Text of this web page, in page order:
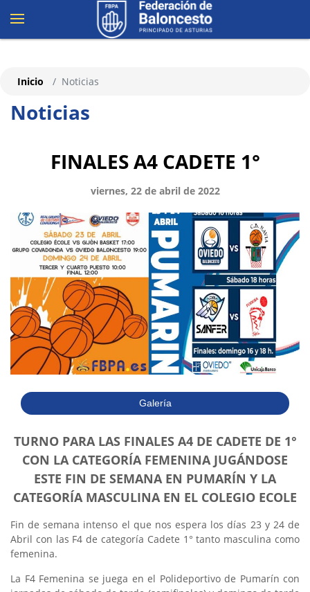
Noticias
Inicio Noticias
FINALES A4 CADETE 1°
viernes, 22 de abril de 2022
Galería
TURNO PARA LAS FINALES A4 DE CADETE DE 1°
CON LA CATEGORÍA FEMENINA JUGÁNDOSE
ESTE FIN DE SEMANA EN PUMARÍN Y LA
CATEGORÍA MASCULINA EN EL COLEGIO ECOLE
Fin de semana intenso el que nos espera los días 23 y 24 de
Abril con las F4 de categoría Cadete 1° tanto masculina como
femenina.
La F4 Femenina se juega en el Polideportivo de Pumarín con